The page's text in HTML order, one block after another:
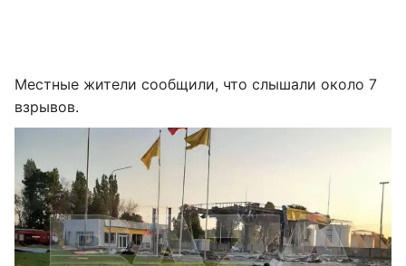
Местные жители сообщили, что слышали около 7
взрывов.